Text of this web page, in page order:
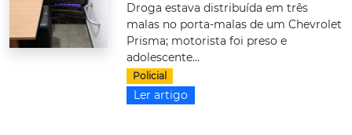
Droga estava distribuída em três
malas no porta-malas de um Chevrolet
Prisma; motorista foi preso e
adolescente...
Policial
Ler artigo